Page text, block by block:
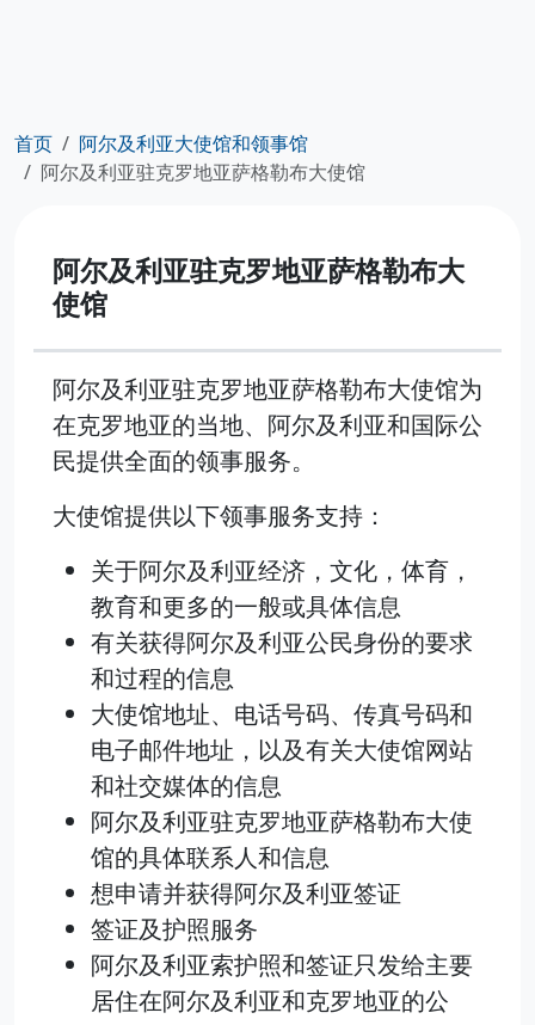
首页
阿尔及利亚大使馆和领事馆
阿尔及利亚驻克罗地亚萨格勒布大使馆
阿尔及利亚驻克罗地亚萨格勒布大
使馆
阿尔及利亚驻克罗地亚萨格勒布大使馆为
在克罗地亚的当地、阿尔及利亚和国际公
民提供全面的领事服务。
大使馆提供以下领事服务支持：
关于阿尔及利亚经济，文化，体育，
教育和更多的一般或具体信息
有关获得阿尔及利亚公民身份的要求
和过程的信息
大使馆地址、电话号码、传真号码和
电子邮件地址，以及有关大使馆网站
和社交媒体的信息
阿尔及利亚驻克罗地亚萨格勒布大使
馆的具体联系人和信息
想申请并获得阿尔及利亚签证
签证及护照服务
阿尔及利亚索护照和签证只发给主要
居住在阿尔及利亚和克罗地亚的公